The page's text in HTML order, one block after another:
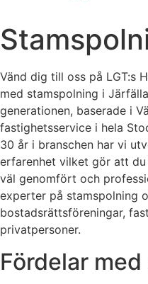
Vänd dig till oss på LGT:s
med stamspolning i
generationen, baserade i
fastighetsservice i hela
30 år i branschen har vi
erfarenhet vilket gör att
väl genomfört och
experter på stamspolning
bostadsrättsföreningar,
privatpersoner.
Fördelar